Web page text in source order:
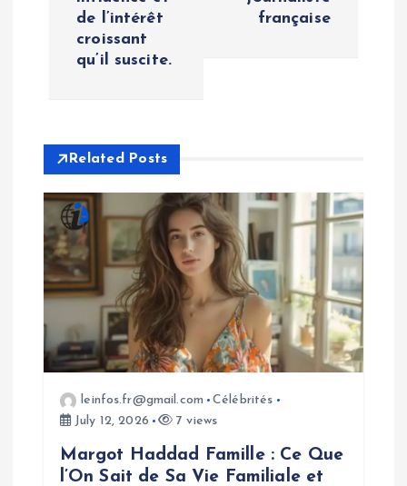
g
a
t
de l’intérêt
croissant
qu’il suscite.
française
Related Posts
leinfos.fr@gmail.com
Célébrités
July 12, 2026
7 views
Margot Haddad Famille : Ce Que
l’On Sait de Sa Vie Familiale et